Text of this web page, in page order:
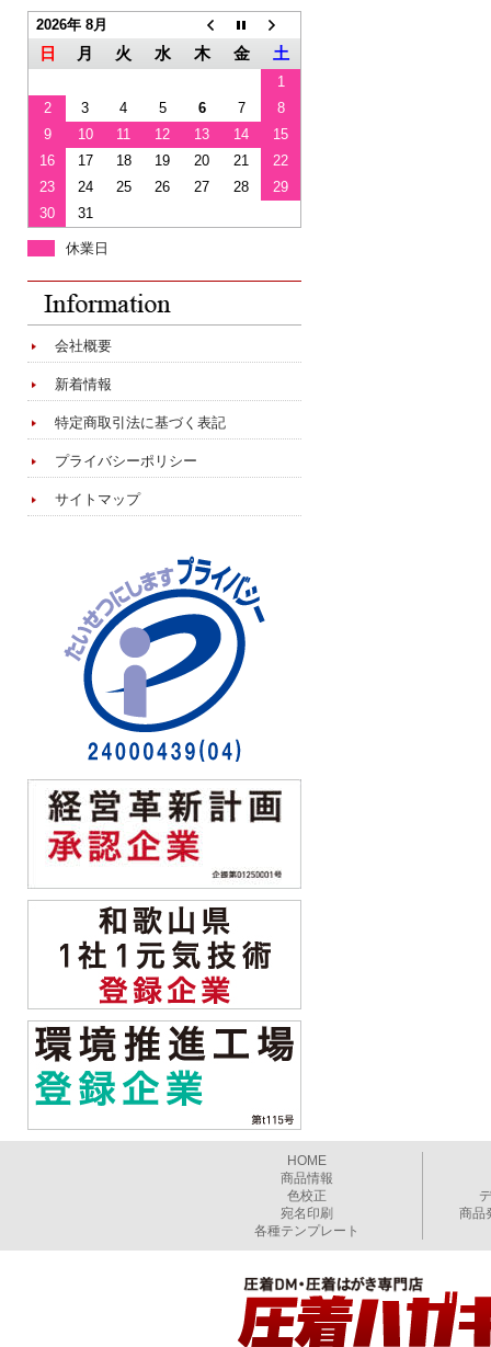
2026年 8月
日 月 火 水 木 金 土
1
2
3 4 5 6 7
8
9
10 11 12 13 14
15
16
17 18 19 20 21
22
23
24 25 26 27 28
29
30
31
休業日
会社概要
新着情報
特定商取引法に基づく表記
プライバシーポリシー
サイトマップ
HOME
商品情報
色校正
宛名印刷
各種テンプレート
商品